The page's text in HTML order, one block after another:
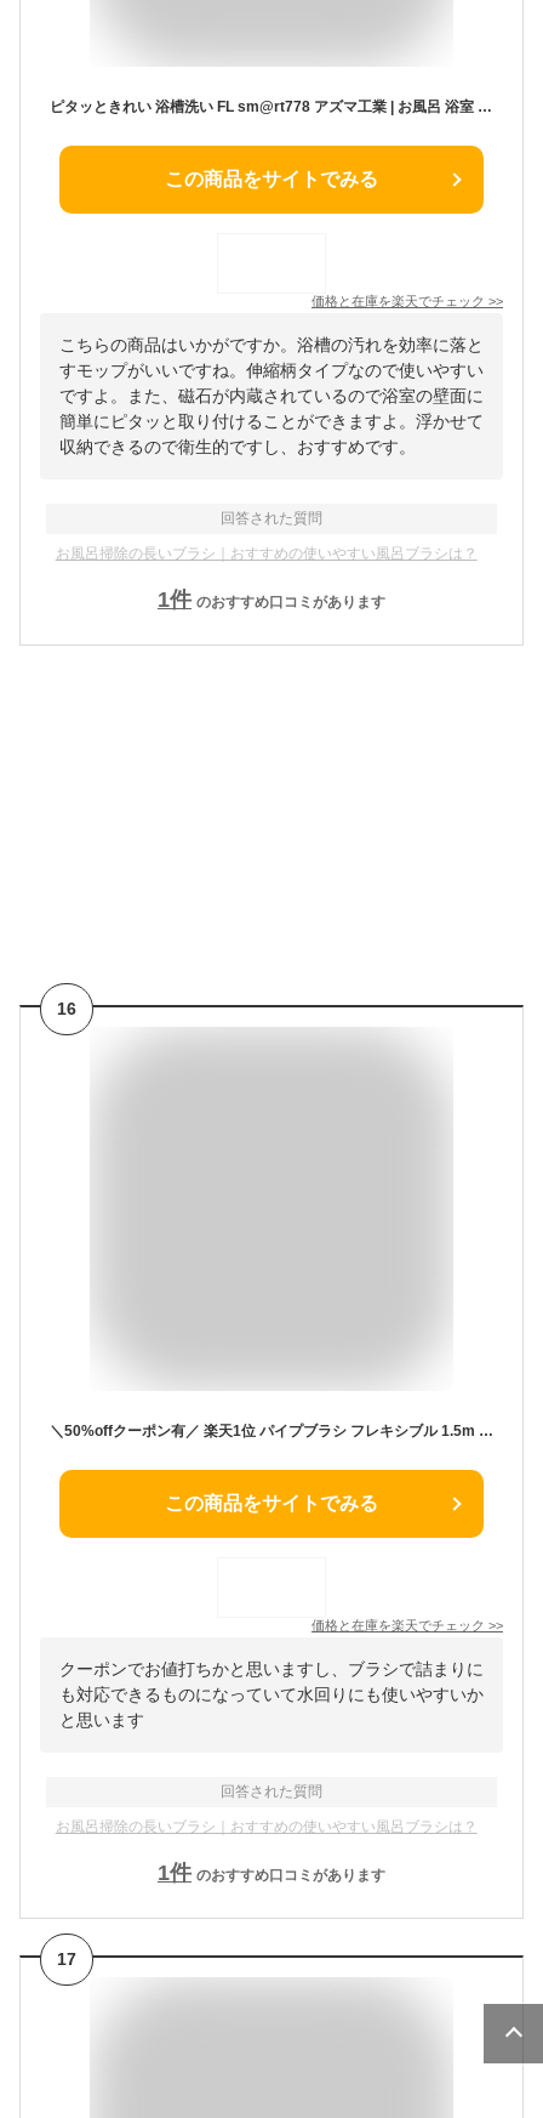
ピタッときれい 浴槽洗い FL sm@rt778 アズマ工業 | お風呂 浴室 浮かせる収納 お風呂掃除 バスブラシ マグネット 風呂掃除 ブラシ スポンジ 掃除道具 モップ 風呂 掃除 ブラシ 長い 掃除用ブラシ 浴室掃除
この商品をサイトでみる
価格と在庫を楽天でチェック >>
こちらの商品はいかがですか。浴槽の汚れを効率に落と
すモップがいいですね。伸縮柄タイプなので使いやすい
ですよ。また、磁石が内蔵されているので浴室の壁面に
簡単にピタッと取り付けることができますよ。浮かせて
収納できるので衛生的ですし、おすすめです。
回答された質問
お風呂掃除の長いブラシ｜おすすめの使いやすい風呂ブラシは？
1件 のおすすめ口コミがあります
16
＼50%offクーポン有／ 楽天1位 パイプブラシ フレキシブル 1.5m ブラシ2種類 ステンレス ワイヤー ホース クリーナー 水回り 洗浄 パイプクリーナー ワイヤーブラシ パイプ 配管 排水管 アクアリウム ホース 水槽 掃除 お風呂 排水口 奥 すっきり 詰まり ブラシ ホースクリー
この商品をサイトでみる
価格と在庫を楽天でチェック >>
クーポンでお値打ちかと思いますし、ブラシで詰まりに
も対応できるものになっていて水回りにも使いやすいか
と思います
回答された質問
お風呂掃除の長いブラシ｜おすすめの使いやすい風呂ブラシは？
1件 のおすすめ口コミがあります
17